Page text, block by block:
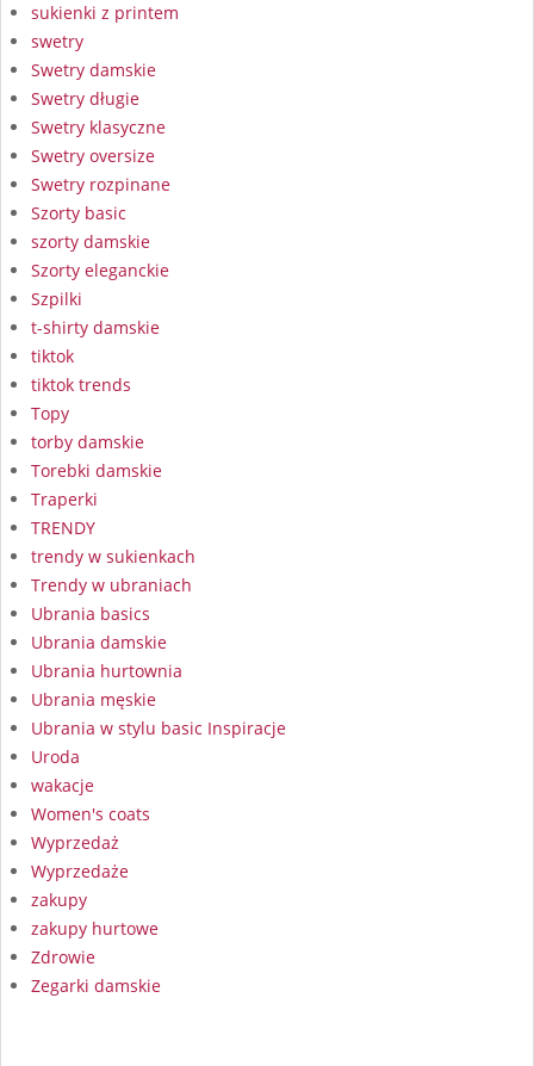
sukienki z printem
swetry
Swetry damskie
Swetry długie
Swetry klasyczne
Swetry oversize
Swetry rozpinane
Szorty basic
szorty damskie
Szorty eleganckie
Szpilki
t-shirty damskie
tiktok
tiktok trends
Topy
torby damskie
Torebki damskie
Traperki
TRENDY
trendy w sukienkach
Trendy w ubraniach
Ubrania basics
Ubrania damskie
Ubrania hurtownia
Ubrania męskie
Ubrania w stylu basic Inspiracje
Uroda
wakacje
Women's coats
Wyprzedaż
Wyprzedaże
zakupy
zakupy hurtowe
Zdrowie
Zegarki damskie